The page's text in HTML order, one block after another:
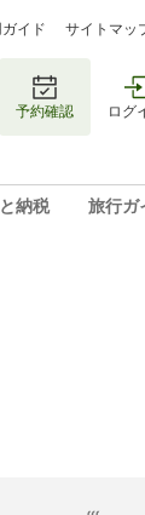
イド サイトマッ
予約確認 ログ
納税 旅行ガ